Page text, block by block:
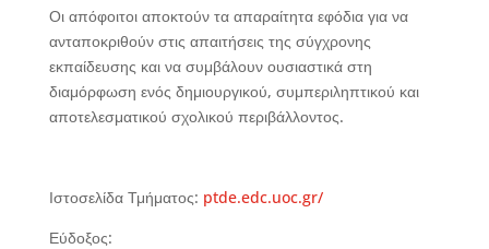
Οι απόφοιτοι αποκτούν τα απαραίτητα εφόδια για να
ανταποκριθούν στις απαιτήσεις της σύγχρονης
εκπαίδευσης και να συμβάλουν ουσιαστικά στη
διαμόρφωση ενός δημιουργικού, συμπεριληπτικού και
αποτελεσματικού σχολικού περιβάλλοντος.
Ιστοσελίδα Τμήματος: ptde.edc.uoc.gr/
Εύδοξος: